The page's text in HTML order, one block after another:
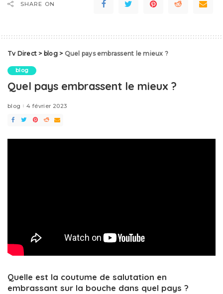
SHARE ON
Tv Direct > blog> Quel pays embrassent le mieux ?
blog
Quel pays embrassent le mieux ?
blog 4 février 2023
Quelle est la coutume de salutation en
embrassant sur la bouche dans quel pays ?